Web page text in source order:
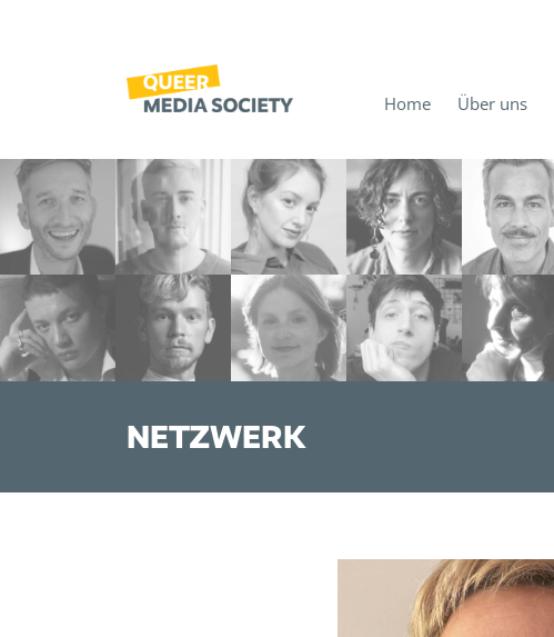
Home Über uns
NETZWERK